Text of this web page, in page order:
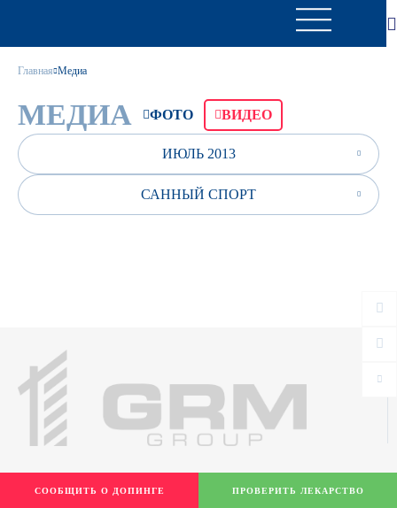
Главная Медиа
МЕДИА ФОТО ВИДЕО
ИЮЛЬ 2013
САННЫЙ СПОРТ
СООБЩИТЬ О ДОПИНГЕ ПРОВЕРИТЬ ЛЕКАРСТВО